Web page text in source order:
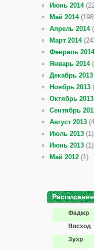
Июнь 2014
Май 2014
Апрель 2014
Март 2014
Февраль 2014
Январь 2014
Декабрь 2013
Ноябрь 2013
Октябрь 2013
Сентябрь
Август 2013
Июль 2013 (1)
Июнь 2013 (1)
Май 2012 (1)
Фаджр
Восход
Зухр